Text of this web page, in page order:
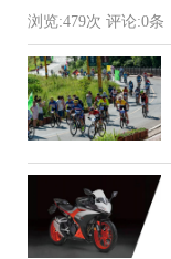
浏览:479次 评论:0条